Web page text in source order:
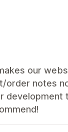
our
order notes